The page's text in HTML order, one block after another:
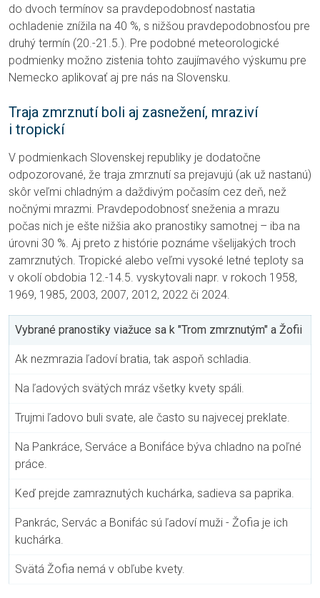
do dvoch termínov sa pravdepodobnosť nastatia
ochladenie znížila na 40 %, s nižšou pravdepodobnosťou pre
druhý termín (20.-21.5.). Pre podobné meteorologické
podmienky možno zistenia tohto zaujímavého výskumu pre
Nemecko aplikovať aj pre nás na Slovensku.
Traja zmrznutí boli aj zasnežení, mraziví
i tropickí
V podmienkach Slovenskej republiky je dodatočne
odpozorované, že traja zmrznutí sa prejavujú (ak už nastanú)
skôr veľmi chladným a daždivým počasím cez deň, než
nočnými mrazmi. Pravdepodobnosť sneženia a mrazu
počas nich je ešte nižšia ako pranostiky samotnej – iba na
úrovni 30 %. Aj preto z histórie poznáme všelijakých troch
zamrznutých. Tropické alebo veľmi vysoké letné teploty sa
v okolí obdobia 12.-14.5. vyskytovali napr. v rokoch 1958,
1969, 1985, 2003, 2007, 2012, 2022 či 2024.
Vybrané pranostiky viažuce sa k "Trom zmrznutým" a Žofii
Ak nezmrazia ľadoví bratia, tak aspoň schladia.
Na ľadových svätých mráz všetky kvety spáli.
Trujmi ľadovo buli svate, ale často su najvecej preklate.
Na Pankráce, Serváce a Bonifáce býva chladno na poľné
práce.
Keď prejde zamraznutých kuchárka, sadieva sa paprika.
Pankrác, Servác a Bonifác sú ľadoví muži - Žofia je ich
kuchárka.
Svätá Žofia nemá v obľube kvety.